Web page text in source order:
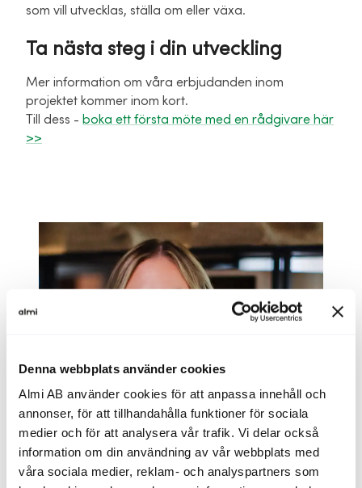
Denna webbplats använder cookies
Almi AB använder cookies för att anpassa innehåll och
annonser, för att tillhandahålla funktioner för sociala
medier och för att analysera vår trafik. Vi delar också
information om din användning av vår webbplats med
våra sociala medier, reklam- och analyspartners som
som vill utvecklas, ställa om eller växa.
Ta nästa steg i din utveckling
Mer information om våra erbjudanden inom
projektet kommer inom kort.
Till dess - boka ett första möte med en rådgivare här
>>